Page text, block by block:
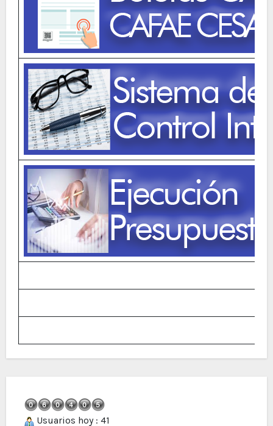
Usuarios hoy : 41